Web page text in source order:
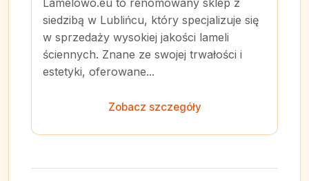
Lamelowo.eu to renomowany sklep z
siedzibą w Lublińcu, który specjalizuje się
w sprzedaży wysokiej jakości lameli
ściennych. Znane ze swojej trwałości i
estetyki, oferowane...
Zobacz szczegóły